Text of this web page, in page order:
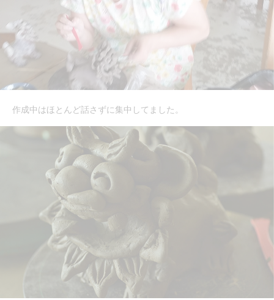
作成中はほとんど話さずに集中してました。